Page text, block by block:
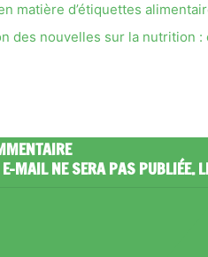
matière d’étiquettes
des nouvelles sur la nutrition :
MAIL NE SERA PAS PUBLIÉE.